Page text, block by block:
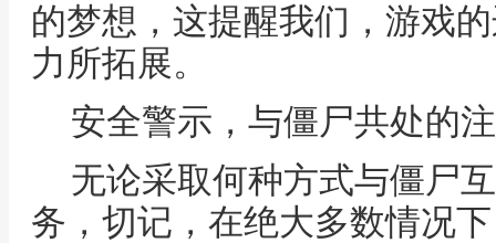
的梦想，这提醒我们，游戏
力所拓展。
安全警示，与僵尸共处的
无论采取何种方式与僵尸
务，切记，在绝大多数情况